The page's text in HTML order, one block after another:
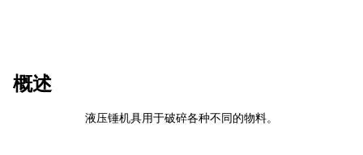
概述
液压锤机具用于破碎各种不同的物料。